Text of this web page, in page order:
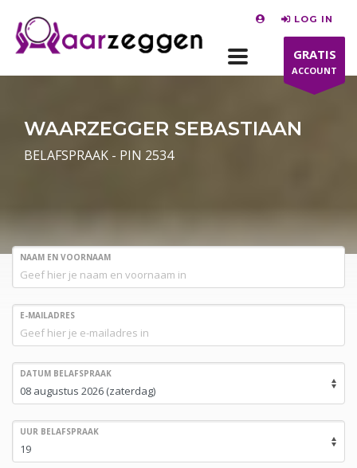
LOG IN
GRATIS
ACCOUNT
WAARZEGGER SEBASTIAAN
BELAFSPRAAK - PIN 2534
NAAM EN VOORNAAM
E-MAILADRES
DATUM BELAFSPRAAK
UUR BELAFSPRAAK